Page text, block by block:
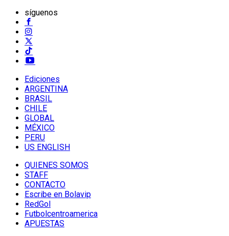
síguenos
Ediciones
ARGENTINA
BRASIL
CHILE
GLOBAL
MÉXICO
PERU
US ENGLISH
QUIENES SOMOS
STAFF
CONTACTO
Escribe en Bolavip
RedGol
Futbolcentroamerica
APUESTAS